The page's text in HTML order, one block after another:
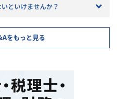
さい。
といけませんか？
をもっと見る